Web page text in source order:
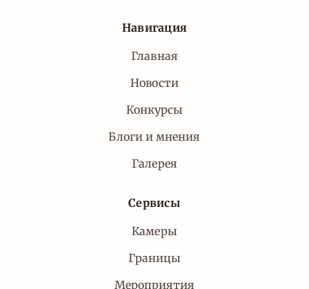
Навигация
Главная
Новости
Конкурсы
Блоги и мнения
Галерея
Сервисы
Камеры
Границы
Мероприятия